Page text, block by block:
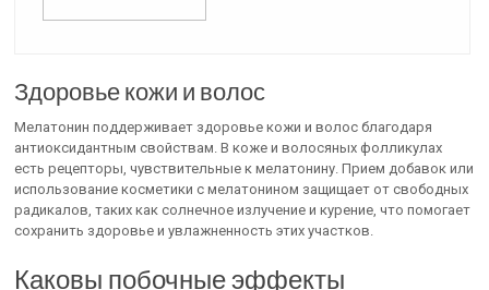
Здоровье кожи и волос
Мелатонин поддерживает здоровье кожи и волос благодаря
антиоксидантным свойствам. В коже и волосяных фолликулах
есть рецепторы, чувствительные к мелатонину. Прием добавок или
использование косметики с мелатонином защищает от свободных
радикалов, таких как солнечное излучение и курение, что помогает
сохранить здоровье и увлажненность этих участков.
Каковы побочные эффекты